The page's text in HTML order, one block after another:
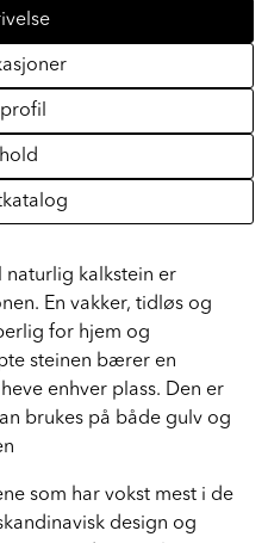
naturlig kalkstein er
En vakker, tidløs og
for hjem og
steinen bærer en
enhver plass. Den er
brukes på både gulv og
som har vokst mest i de
design og